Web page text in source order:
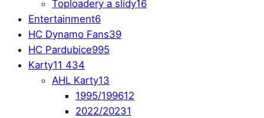
Toploadery a slídy16
Entertainment6
HC Dynamo Fans39
HC Pardubice995
Karty11 434
AHL Karty13
1995/199612
2022/20231